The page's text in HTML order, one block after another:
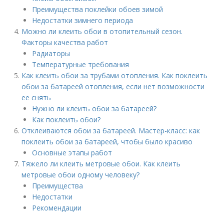
Преимущества поклейки обоев зимой
Недостатки зимнего периода
Можно ли клеить обои в отопительный сезон.
Факторы качества работ
Радиаторы
Температурные требования
Как клеить обои за трубами отопления. Как поклеить
обои за батареей отопления, если нет возможности
ее снять
Нужно ли клеить обои за батареей?
Как поклеить обои?
Отклеиваются обои за батареей. Мастер-класс: как
поклеить обои за батареей, чтобы было красиво
Основные этапы работ
Тяжело ли клеить метровые обои. Как клеить
метровые обои одному человеку?
Преимущества
Недостатки
Рекомендации